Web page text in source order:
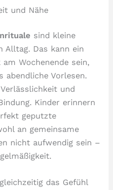
und Nähe
sind kleine
Das kann ein
Wochenende sein,
abendliche Vorlesen.
und
Kinder erinnern
geputzte
an gemeinsame
nicht aufwendig sein –
das Gefühl